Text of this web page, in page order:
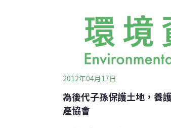
2012年04月17日
為後代子孫保護土地，養
產協會